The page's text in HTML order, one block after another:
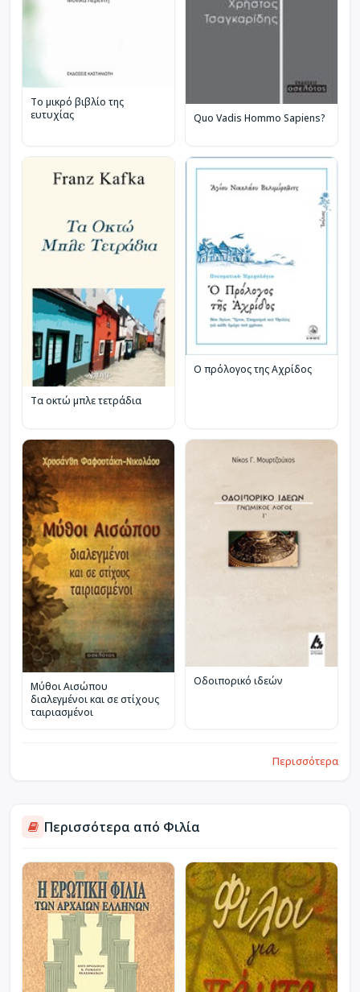
Το μικρό βιβλίο της
ευτυχίας
Quo Vadis Hommo Sapiens?
Τα οκτώ μπλε τετράδια
Ο πρόλογος της Αχρίδος
Μύθοι Αισώπου
διαλεγμένοι και σε στίχους
ταιριασμένοι
Οδοιπορικό ιδεών
Περισσότερα
Περισσότερα από Φιλία